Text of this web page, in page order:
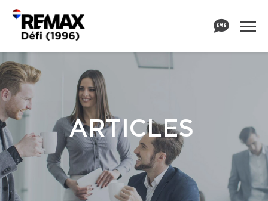
ARTICLES